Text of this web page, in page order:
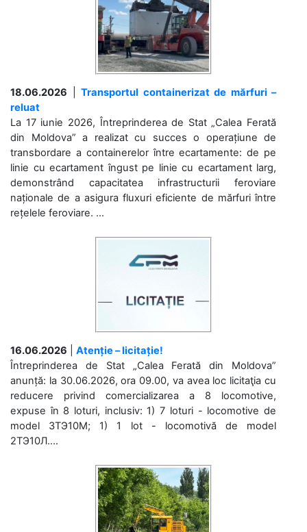
18.06.2026
Transportul containerizat de mărfuri –
reluat
La 17 iunie 2026, Întreprinderea de Stat „Calea Ferată
din Moldova” a realizat cu succes o operațiune de
transbordare a containerelor între ecartamente: de pe
linie cu ecartament îngust pe linie cu ecartament larg,
demonstrând capacitatea infrastructurii feroviare
naționale de a asigura fluxuri eficiente de mărfuri între
rețelele feroviare. ...
16.06.2026
Atenție – licitație!
Întreprinderea de Stat „Calea Ferată din Moldova”
anunță: la 30.06.2026, ora 09.00, va avea loc licitaţia cu
reducere privind comercializarea a 8 locomotive,
expuse în 8 loturi, inclusiv: 1) 7 loturi - locomotive de
model 3ТЭ10М; 1) 1 lot - locomotivă de model
2ТЭ10Л....